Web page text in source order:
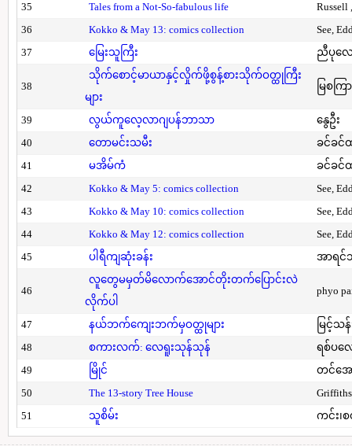
35
Tales from a Not-So-fabulous life
Russell
36
Kokko & May 13: comics collection
See,
37
မြေးသူကြီး ညီပုလေ
38
သိုက်စောင့်မာယာနှင့်လှိုက်ဖို့စွန့်စားသိုက်ဝတ္ထုကြီး
များ
မြစကြာ
39 လွယ်ကူလေ့လာဂျပန်ဘာသာ
နွေဦး
40
တောမင်းသမီး
ခင်ခင်
41
မအိမ်ကံ
ခင်ခင်
42
Kokko & May 5: comics collection
See,
43
Kokko & May 10: comics collection
See,
44
Kokko & May 12: comics collection
See,
45
ပါရီကျဆုံးခန်း အာရင်
46
လူတွေမမှတ်မိလောက်အောင်တိုးတက်ပြောင်းလဲ
လိုက်ပါ
phyo
47 နယ်ဘက်ကျေးဘက်မှဝတ္ထုများ
မြင့်သန်
48
စကားလက်: လေရူးသုန်သုန်
ရစ်ပလ
49
မြိုင်
တင်အေ
50
The 13-story Tree House
51
သူစိမ်း ကင်း၊